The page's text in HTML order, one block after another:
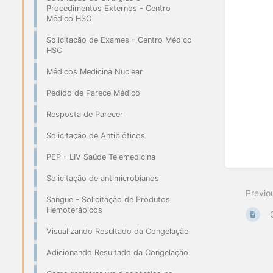
Procedimentos Externos - Centro
Médico HSC
Solicitação de Exames - Centro Médico
HSC
Médicos Medicina Nuclear
Pedido de Parece Médico
Resposta de Parecer
Solicitação de Antibióticos
PEP - LIV Saúde Telemedicina
Solicitação de antimicrobianos
Sangue - Solicitação de Produtos
Hemoterápicos
Visualizando Resultado da Congelação
Adicionando Resultado da Congelação